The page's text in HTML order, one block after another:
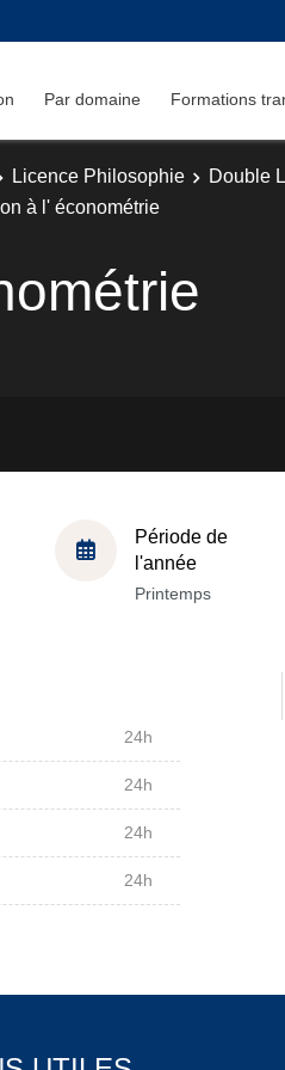
Par domaine Formations
Licence Philosophie Double
à l' économétrie
Période de
l'année
Printemps
24h
24h
24h
24h